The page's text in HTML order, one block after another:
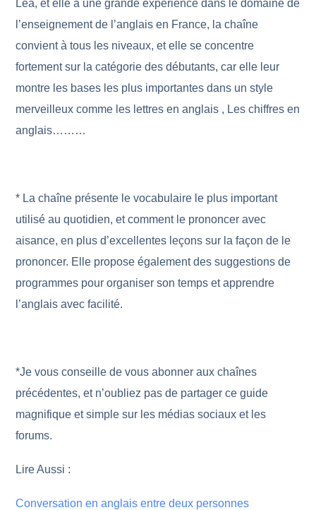
Léa, et elle a une grande expérience dans le domaine de
l’enseignement de l’anglais en France, la chaîne
convient à tous les niveaux, et elle se concentre
fortement sur la catégorie des débutants, car elle leur
montre les bases les plus importantes dans un style
merveilleux comme les lettres en anglais , Les chiffres en
anglais………
* La chaîne présente le vocabulaire le plus important
utilisé au quotidien, et comment le prononcer avec
aisance, en plus d’excellentes leçons sur la façon de le
prononcer. Elle propose également des suggestions de
programmes pour organiser son temps et apprendre
l’anglais avec facilité.
*Je vous conseille de vous abonner aux chaînes
précédentes, et n’oubliez pas de partager ce guide
magnifique et simple sur les médias sociaux et les
forums.
Lire Aussi :
Conversation en anglais entre deux personnes